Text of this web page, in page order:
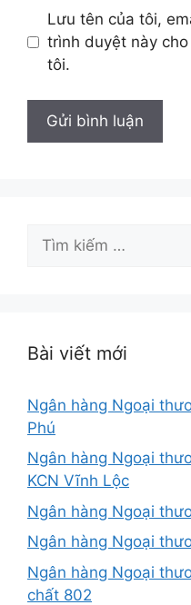
Lưu tên của tôi,
trình duyệt này
tôi.
Tìm
kiếm
Bài viết mới
Ngân hàng Ngoại
Phú
Ngân hàng Ngoại
KCN Vĩnh Lộc
Ngân hàng Ngoại
Ngân hàng Ngoại
Ngân hàng Ngoại
chất 802